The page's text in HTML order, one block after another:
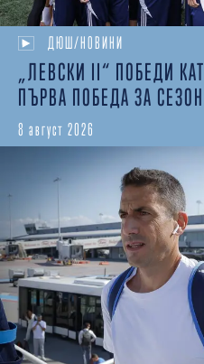
ДЮШ/НОВИНИ
„ЛЕВСКИ II“ ПОБЕДИ
ПЪРВА ПОБЕДА ЗА
8 август 2026